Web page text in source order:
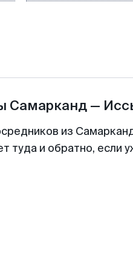
Самарканд—
из
туда и обратно, если